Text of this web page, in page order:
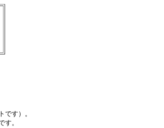
す）。
。